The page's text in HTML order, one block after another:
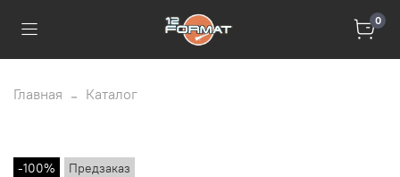
0
Главная Каталог
-100% Предзаказ